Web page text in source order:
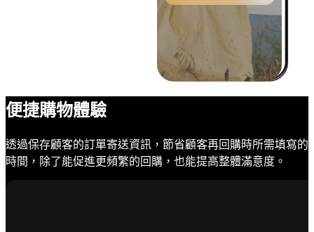
便捷購物體驗
透過保存顧客的訂單寄送資訊，節省顧客再回購時所需填寫的
時間，除了能促進更頻繁的回購，也能提高整體滿意度。